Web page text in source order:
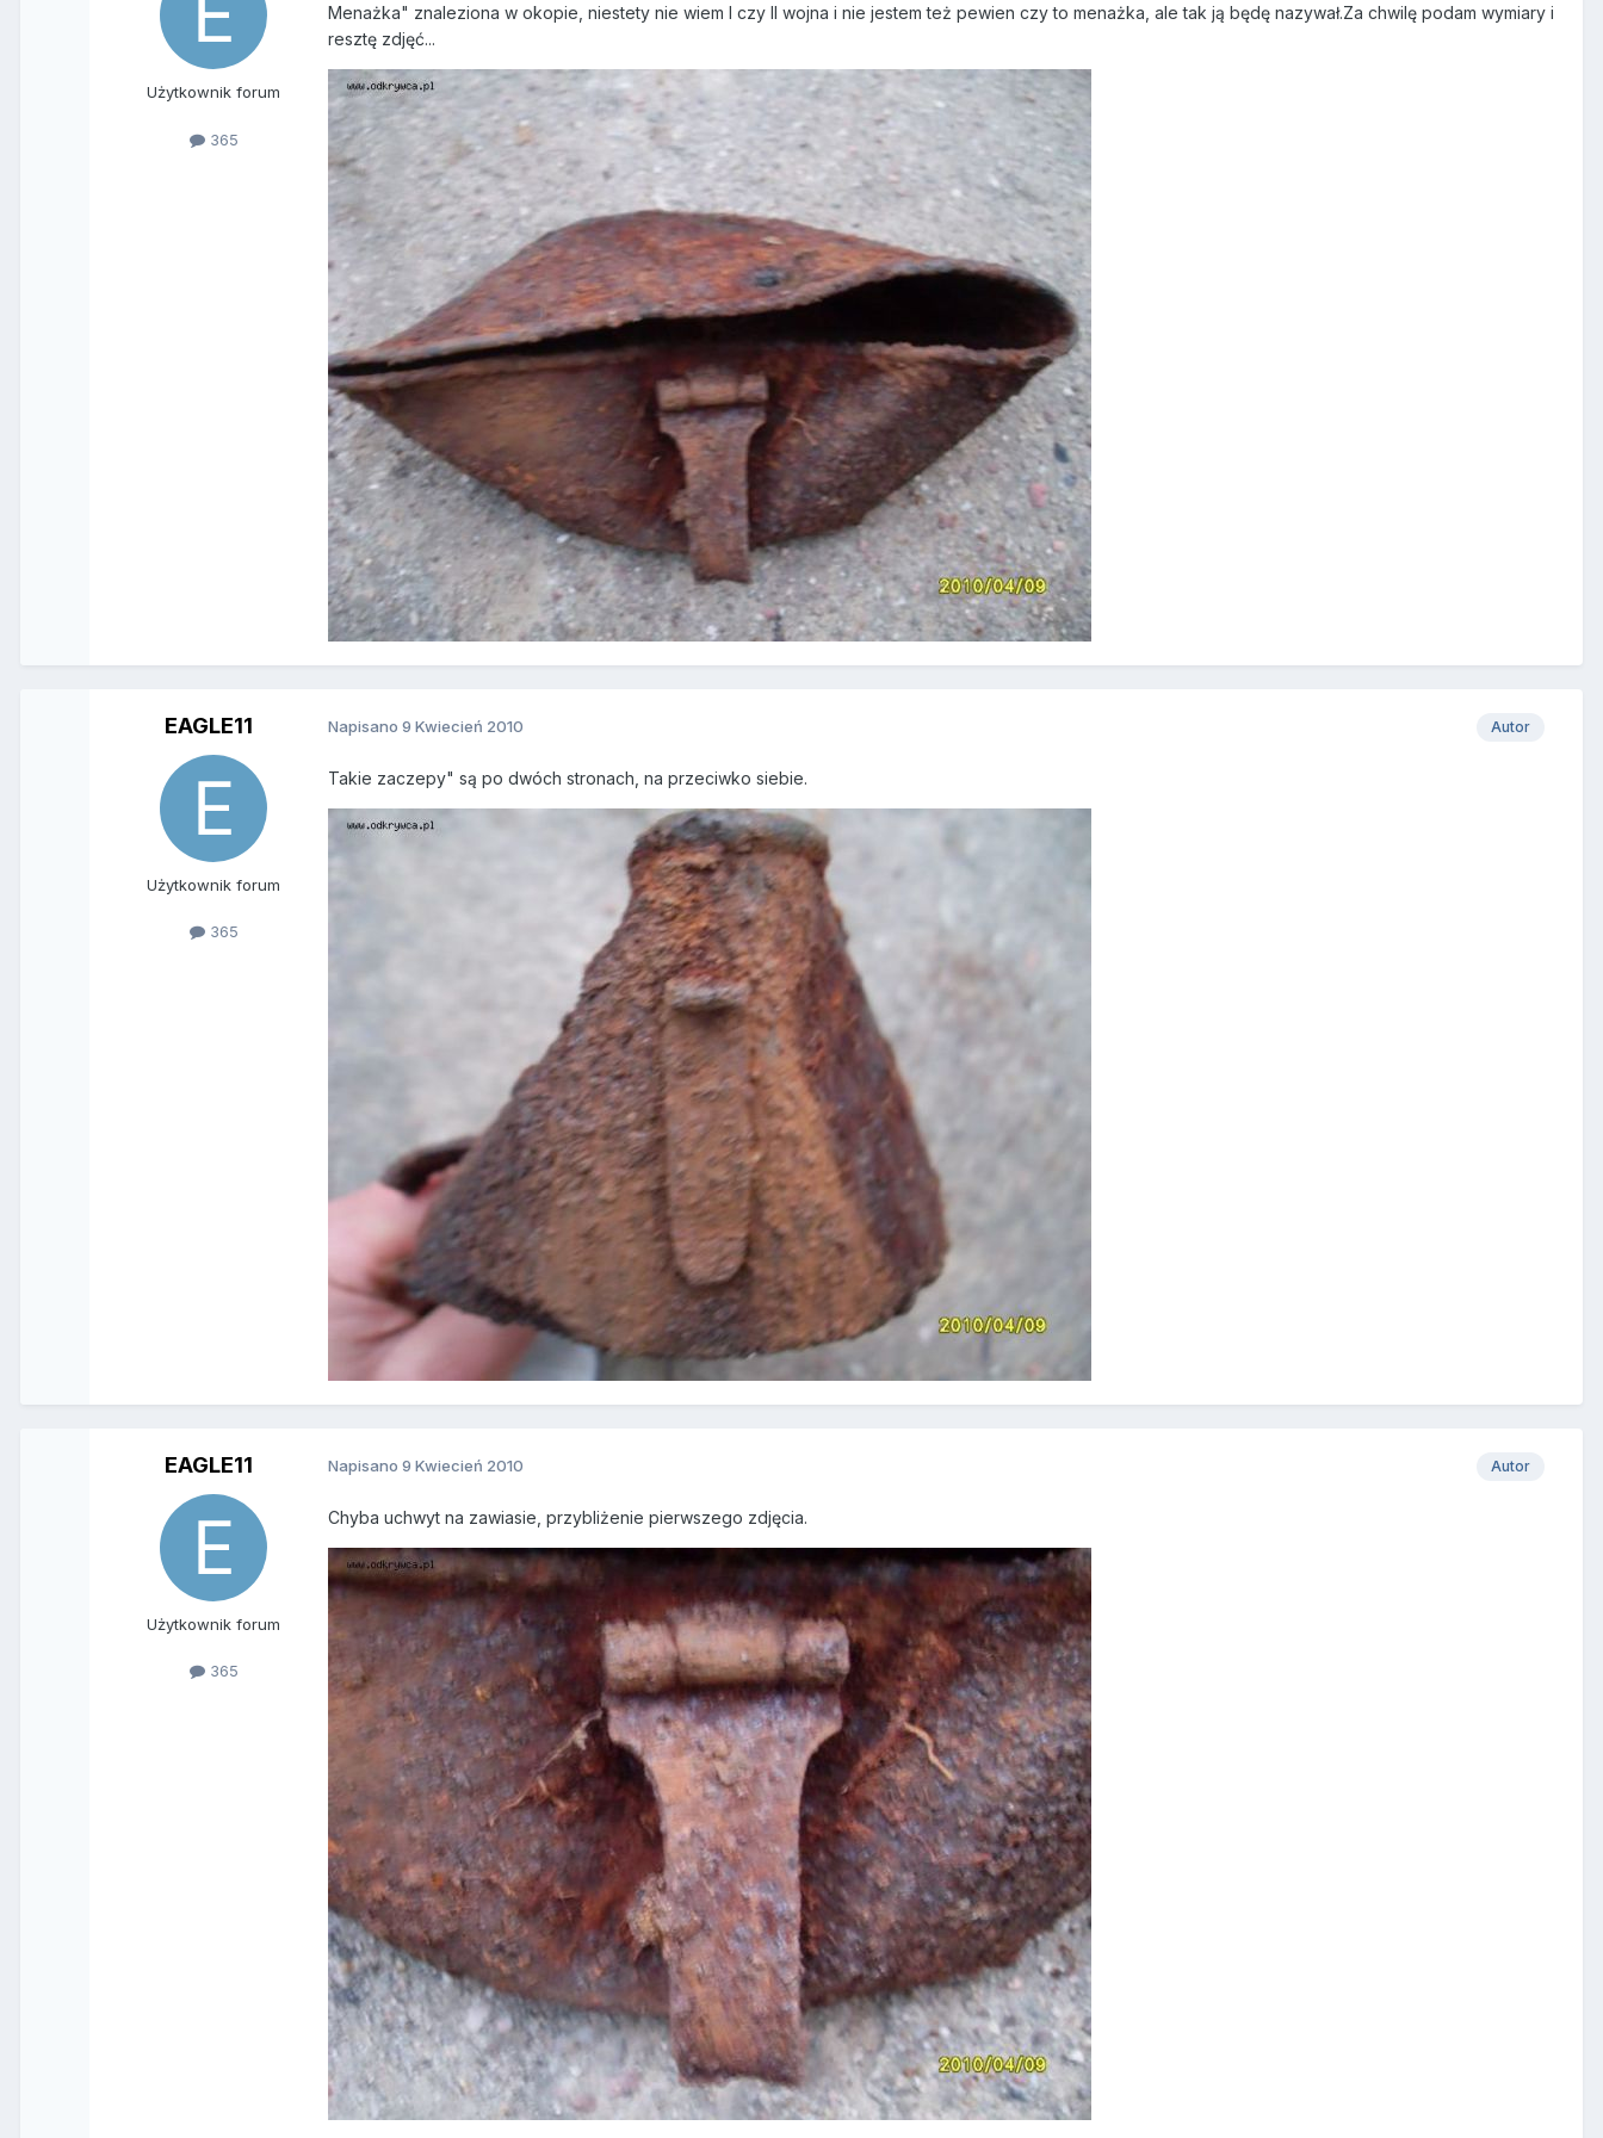
Użytkownik forum
365
Menażka" znaleziona w okopie, niestety nie wiem I czy II wojna i nie jestem też pewien czy to menażka, ale tak ją będę nazywał.Za chwilę podam wymiary i
resztę zdjęć...
EAGLE11
Użytkownik forum
365
Autor
Napisano9 Kwiecień 2010
Takie zaczepy" są po dwóch stronach, na przeciwko siebie.
EAGLE11
Użytkownik forum
365
Autor
Napisano9 Kwiecień 2010
Chyba uchwyt na zawiasie, przybliżenie pierwszego zdjęcia.